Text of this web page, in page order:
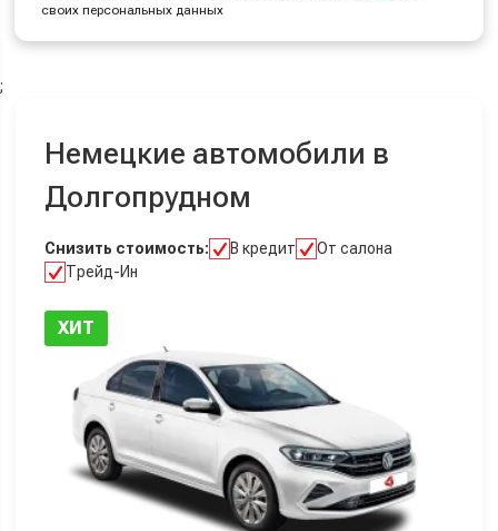
своих персональных данных
;
Немецкие автомобили в
Долгопрудном
Снизить стоимость: В кредит
От салона
Трейд-Ин
ХИТ